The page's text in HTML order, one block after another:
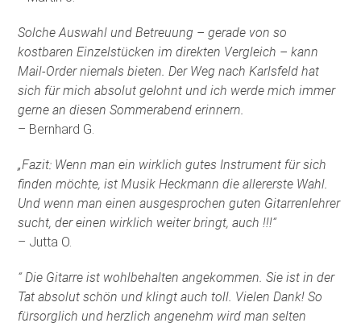
Solche Auswahl und Betreuung – gerade von so
kostbaren Einzelstücken im direkten Vergleich – kann
Mail-Order niemals bieten. Der Weg nach Karlsfeld hat
sich für mich absolut gelohnt und ich werde mich immer
gerne an diesen Sommerabend erinnern.
– Bernhard G.
„Fazit: Wenn man ein wirklich gutes Instrument für sich
finden möchte, ist Musik Heckmann die allererste Wahl.
Und wenn man einen ausgesprochen guten Gitarrenlehrer
sucht, der einen wirklich weiter bringt, auch !!!“
– Jutta O.
“ Die Gitarre ist wohlbehalten angekommen. Sie ist in der
Tat absolut schön und klingt auch toll. Vielen Dank! So
fürsorglich und herzlich angenehm wird man selten